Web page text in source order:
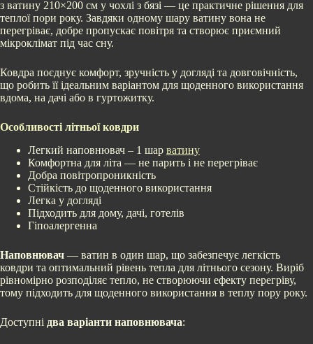
з ватину 210×200 см у чохлі з бязі — це практичне рішення для
теплої пори року. Завдяки одному шару ватину вона не
перегріває, добре пропускає повітря та створює приємний
мікроклімат під час сну.
Ковдра поєднує комфорт, зручність у догляді та довговічність,
що робить її ідеальним варіантом для щоденного використання
вдома, на дачі або в гуртожитку.
Особливості літньої ковдри
Легкий наповнювач – 1 шар ватину
Комфортна для літа — не парить і не перегріває
Добра повітропроникність
Стійкість до щоденного використання
Легка у догляді
Підходить для дому, дачі, готелів
Гіпоалергенна
Наповнювач — ватин в один шар, що забезпечує легкість
ковдри та оптимальний рівень тепла для літнього сезону. Виріб
рівномірно розподіляє тепло, не створюючи ефекту перегріву,
тому підходить для щоденного використання в теплу пору року.
Доступні два варіанти наповнювача: